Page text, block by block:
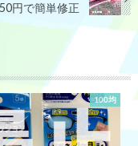
円で簡単修正
100均